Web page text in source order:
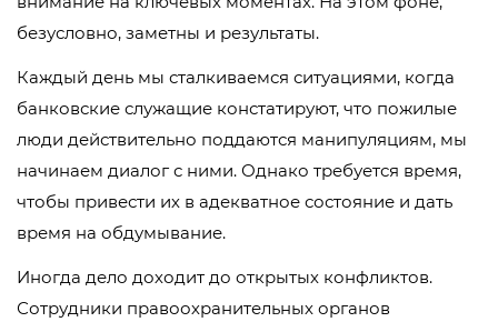
безусловно, заметны и результаты.
Каждый день мы сталкиваемся ситуациями, когда
банковские служащие констатируют, что пожилые
люди действительно поддаются манипуляциям, мы
начинаем диалог с ними. Однако требуется время,
чтобы привести их в адекватное состояние и дать
время на обдумывание.
Иногда дело доходит до открытых конфликтов.
Сотрудники правоохранительных органов